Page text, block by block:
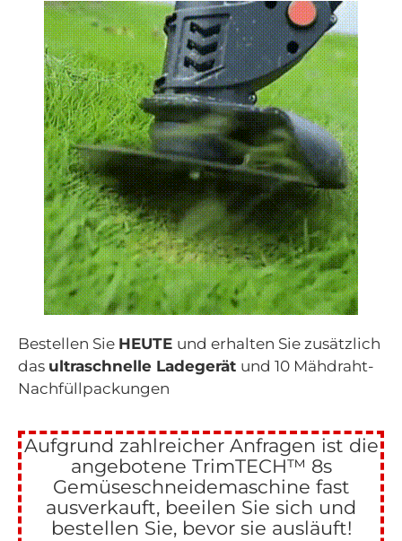
Bestellen Sie HEUTE und erhalten Sie zusätzlich
das ultraschnelle Ladegerät und 10 Mähdraht-
Nachfüllpackungen
Aufgrund zahlreicher Anfragen ist die
angebotene TrimTECH™ 8s
Gemüseschneidemaschine fast
ausverkauft, beeilen Sie sich und
bestellen Sie, bevor sie ausläuft!